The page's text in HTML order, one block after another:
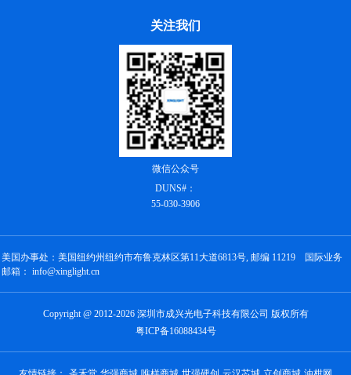
关注我们
微信公众号
DUNS#：
55-030-3906
美国办事处：美国纽约州纽约市布鲁克林区第11大道6813号, 邮编 11219 国际业务
邮箱： info@xinglight.cn
Copyright @ 2012-2026 深圳市成兴光电子科技有限公司 版权所有
粤ICP备16088434号